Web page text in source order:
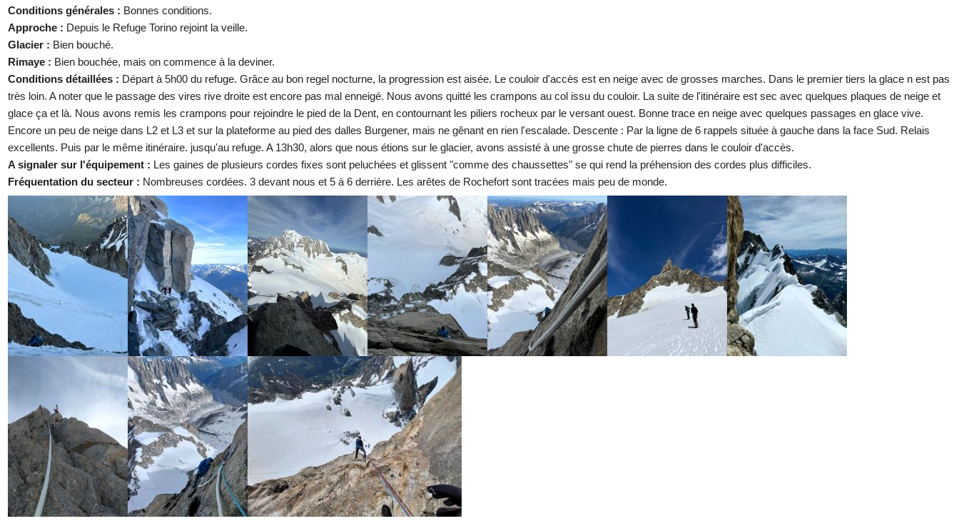
Conditions générales : Bonnes conditions.
Approche : Depuis le Refuge Torino rejoint la veille.
Glacier : Bien bouché.
Rimaye : Bien bouchée, mais on commence à la deviner.
Conditions détaillées : Départ à 5h00 du refuge. Grâce au bon regel nocturne, la progression est aisée. Le couloir d'accès est en neige avec de grosses marches. Dans le premier tiers la glace n est pas
très loin. A noter que le passage des vires rive droite est encore pas mal enneigé. Nous avons quitté les crampons au col issu du couloir. La suite de l'itinéraire est sec avec quelques plaques de neige et
glace ça et là. Nous avons remis les crampons pour rejoindre le pied de la Dent, en contournant les piliers rocheux par le versant ouest. Bonne trace en neige avec quelques passages en glace vive.
Encore un peu de neige dans L2 et L3 et sur la plateforme au pied des dalles Burgener, mais ne gênant en rien l'escalade. Descente : Par la ligne de 6 rappels située à gauche dans la face Sud. Relais
excellents. Puis par le même itinéraire. jusqu'au refuge. A 13h30, alors que nous étions sur le glacier, avons assisté à une grosse chute de pierres dans le couloir d'accès.
A signaler sur l'équipement : Les gaines de plusieurs cordes fixes sont peluchées et glissent "comme des chaussettes" se qui rend la préhension des cordes plus difficiles.
Fréquentation du secteur : Nombreuses cordées. 3 devant nous et 5 à 6 derrière. Les arêtes de Rochefort sont tracées mais peu de monde.